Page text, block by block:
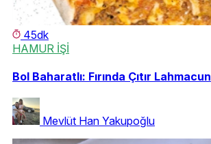
45dk
HAMUR İŞİ
Bol Baharatlı: Fırında Çıtır Lahmacun
Mevlüt Han Yakupoğlu